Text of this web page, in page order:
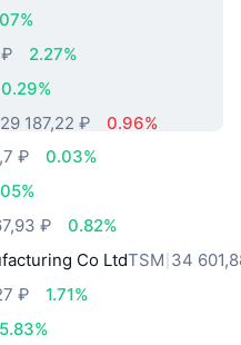
2.27%
0.29%
29 187,22 ₽
0.96%
₽
0.03%
₽
0.82%
Co LtdTSM 34
₽
1.71%